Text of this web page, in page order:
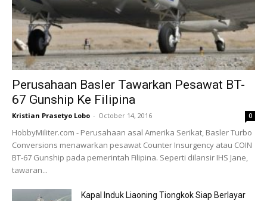
Perusahaan Basler Tawarkan Pesawat BT-
67 Gunship Ke Filipina
Kristian Prasetyo Lobo - October 14, 2016 0
HobbyMiliter.com - Perusahaan asal Amerika Serikat, Basler Turbo
Conversions menawarkan pesawat Counter Insurgency atau COIN
BT-67 Gunship pada pemerintah Filipina. Seperti dilansir IHS Jane,
tawaran...
Kapal Induk Liaoning Tiongkok Siap Berlayar